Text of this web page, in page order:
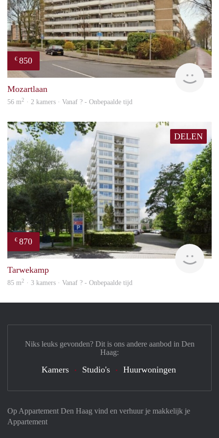
€ 850
rent
Mozartlaan
56 m2 · 2 kamers · Vanaf ? - Onbepaalde tijd
DELEN
€ 870
Tarwekamp
85 m2 · 3 kamers · Vanaf ? - Onbepaalde tijd
Op Appartement Den Haag vind en verhuur je makkelijk je
Appartement
Niks leuks gevonden? Dit is ons andere aanbod in Den
Haag:
Kamers Studio's Huurwoningen